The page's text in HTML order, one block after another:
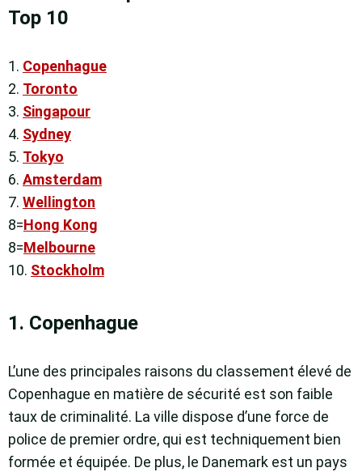
Top 10
1. Copenhague
2. Toronto
3. Singapour
4. Sydney
5. Tokyo
6. Amsterdam
7. Wellington
8=Hong Kong
8=Melbourne
10. Stockholm
1. Copenhague
L’une des principales raisons du classement élevé de
Copenhague en matière de sécurité est son faible
taux de criminalité. La ville dispose d’une force de
police de premier ordre, qui est techniquement bien
formée et équipée. De plus, le Danemark est un pays